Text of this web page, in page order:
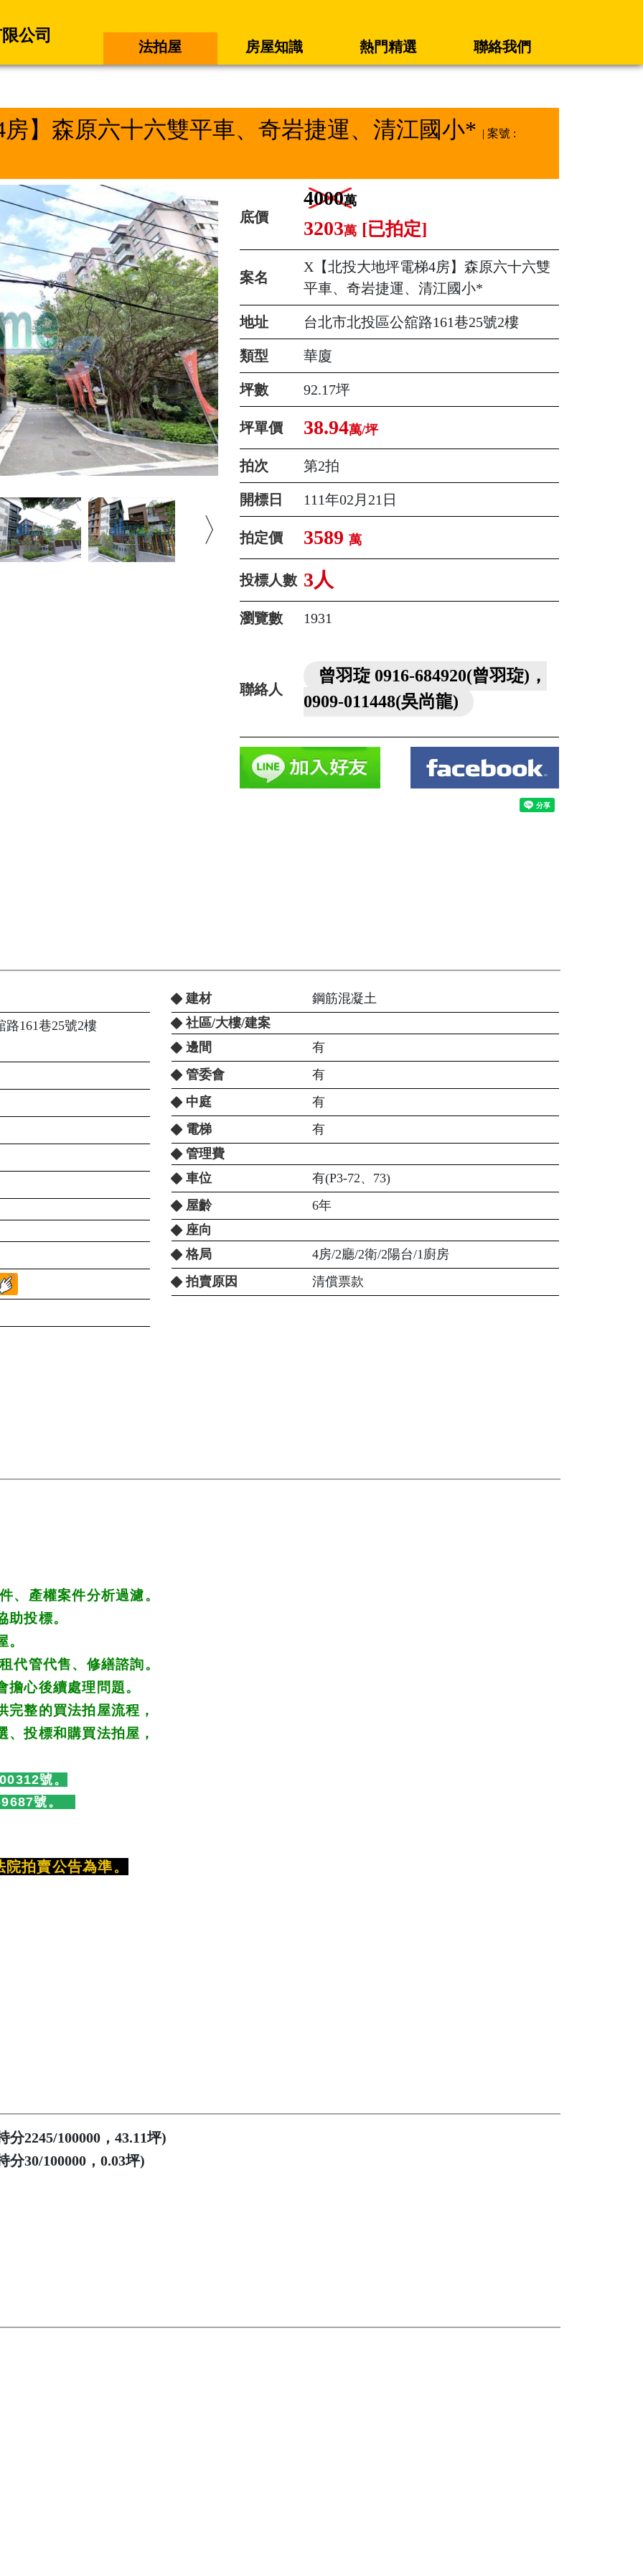
公司
法拍屋 房屋知識 熱門精選 聯絡我們
】森原六十六雙平車、奇岩捷運、清江國小* | 案號 :
底價
4000萬
3203萬 [已拍定]
案名
X【北投大地坪電梯4房】森原六十六雙
平車、奇岩捷運、清江國小*
地址 台北市北投區公舘路161巷25號2樓
類型 華廈
坪數 92.17坪
坪單價 38.94萬/坪
拍次 第2拍
開標日 111年02月21日
拍定價 3589 萬
投標人數 3人
瀏覽數 1931
聯絡人
曾羽琁 0916-684920(曾羽琁)，
0909-011448(吳尚龍)
161巷25號2樓
建材
鋼筋混凝土
社區/大樓/建案
邊間
有
管委會
有
中庭
有
電梯
有
管理費
車位
有(P3-72、73)
屋齡
6年
座向
格局
4房/2廳/2衛/2陽台/1廚房
拍賣原因
清償票款
、產權案件分析過濾。
助投標。
。
代管代售、修繕諮詢。
心後續處理問題。
完整的買法拍屋流程，
、投標和購買法拍屋，
號。
號。
拍賣公告為準。
2245/100000，43.11坪)
30/100000，0.03坪)